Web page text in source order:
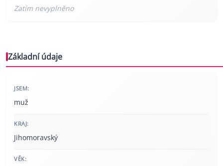
Základní údaje
JSEM:
muž
KRAJ:
Jihomoravský
VĚK: